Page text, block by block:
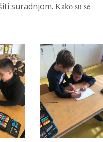
suradnjom. Kako su se